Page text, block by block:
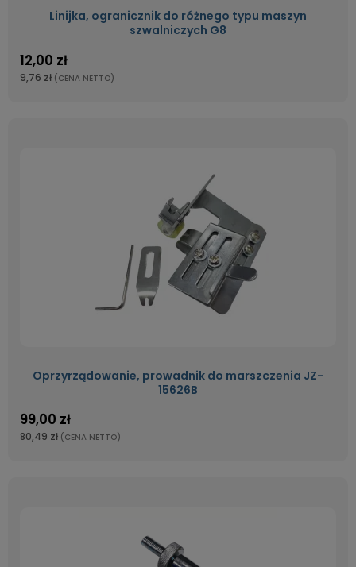
Linijka, ogranicznik do różnego typu maszyn
szwalniczych G8
12,00 zł
9,76 zł (CENA NETTO)
Oprzyrządowanie, prowadnik do marszczenia JZ-
15626B
99,00 zł
80,49 zł (CENA NETTO)